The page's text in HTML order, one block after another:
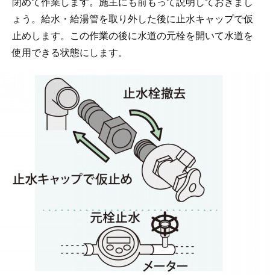
ょう。給水・給湯管を取り外した後に止水キャップで仮
止めします。この作業の後に水道の元栓を開いて水道を
使用できる状態にします。